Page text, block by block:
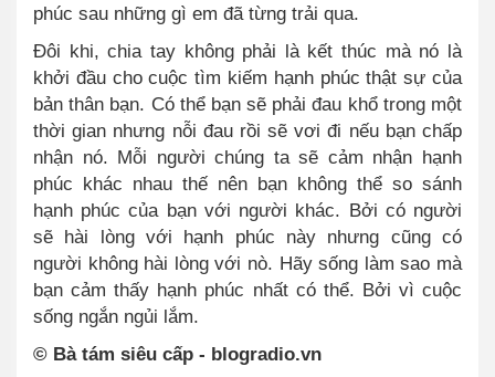
phúc sau những gì em đã từng trải qua.
Đôi khi, chia tay không phải là kết thúc mà nó là
khởi đầu cho cuộc tìm kiếm hạnh phúc thật sự của
bản thân bạn. Có thể bạn sẽ phải đau khổ trong một
thời gian nhưng nỗi đau rồi sẽ vơi đi nếu bạn chấp
nhận nó. Mỗi người chúng ta sẽ cảm nhận hạnh
phúc khác nhau thế nên bạn không thể so sánh
hạnh phúc của bạn với người khác. Bởi có người
sẽ hài lòng với hạnh phúc này nhưng cũng có
người không hài lòng với nò. Hãy sống làm sao mà
bạn cảm thấy hạnh phúc nhất có thể. Bởi vì cuộc
sống ngắn ngủi lắm.
© Bà tám siêu cấp - blogradio.vn